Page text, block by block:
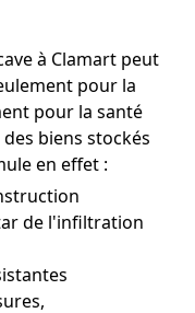
à Clamart peut
pour la
pour la santé
biens stockés
en effet :
de l'infiltration